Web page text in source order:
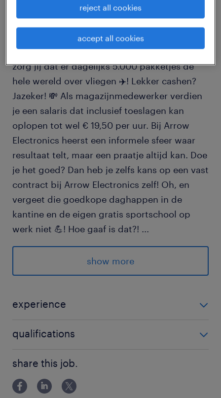
Wil jij aan de slag bij de allergrootste en
meest moderne elektronica-hub van Europa?
Als magazijnmedewerker bij Arrow in Venlo
zorg jij dat er dagelijks 5.000 pakketjes de
hele wereld over vliegen ✈️! Lekker cashen?
Jazeker! 💸 Als magazijnmedewerker verdien
je een salaris dat inclusief toeslagen kan
oplopen tot wel € 19,50 per uur. Bij Arrow
Electronics heerst een informele sfeer waar
resultaat telt, maar een praatje altijd kan. Doe
je het goed? Dan heb je zelfs kans op een vast
contract bij Arrow Electronics zelf! Oh, en
vergeet die goedkope daghappen in de
kantine en de eigen gratis sportschool op
werk niet 💪! Hoe gaaf is dat?! ...
Wil jij deze topbaan scoren? Lees de vacature
verder en solliciteer!
Een bruto uurloon van € 15,00 per uur!
€19,50 per uur!
Wekelijkse salaris uitbetaling!
Reiskostenvergoeding en vakantiegeld
van 8%!
show more
experience
qualifications
share this job.
reject all cookies
accept all cookies